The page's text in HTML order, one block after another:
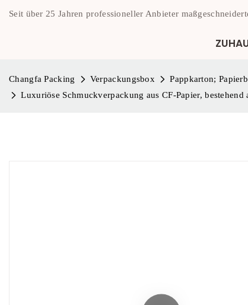
Seit über 25 Jahren professioneller Anbieter
Changfa Packing Verpackungsbox Pappkarton;
Luxuriöse Schmuckverpackung aus CF-Papier,